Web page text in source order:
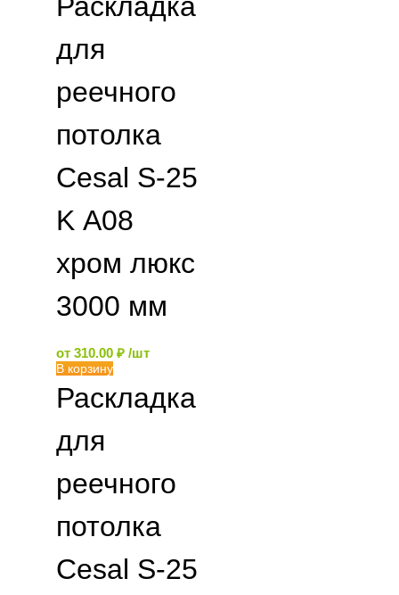
для
реечного
потолка
Cesal S-25
K А08
хром люкс
3000 мм
от 310.00 ₽ /шт
В корзину
Раскладка
для
реечного
потолка
Cesal S-25